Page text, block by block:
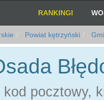
RANKINGI
Powiat kętrzyński
pocztowy,